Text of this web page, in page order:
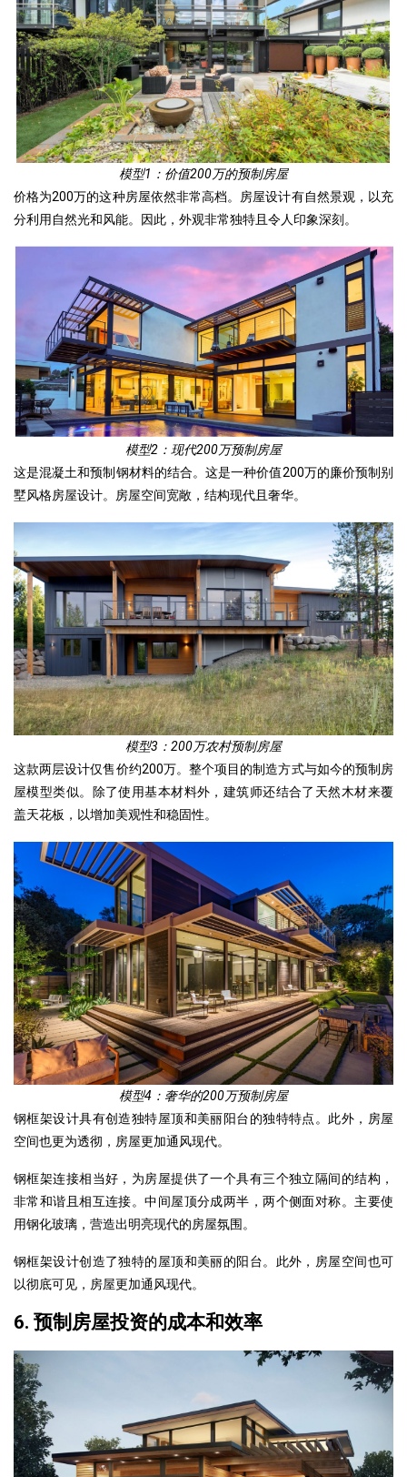
模型1：价值200万的预制房屋
价格为200万的这种房屋依然非常高档。房屋设计有自然景观，以充
分利用自然光和风能。因此，外观非常独特且令人印象深刻。
模型2：现代200万预制房屋
这是混凝土和预制钢材料的结合。这是一种价值200万的廉价预制别
墅风格房屋设计。房屋空间宽敞，结构现代且奢华。
模型3：200万农村预制房屋
这款两层设计仅售价约200万。整个项目的制造方式与如今的预制房
屋模型类似。除了使用基本材料外，建筑师还结合了天然木材来覆
盖天花板，以增加美观性和稳固性。
模型4：奢华的200万预制房屋
钢框架设计具有创造独特屋顶和美丽阳台的独特特点。此外，房屋
空间也更为透彻，房屋更加通风现代。
钢框架连接相当好，为房屋提供了一个具有三个独立隔间的结构，
非常和谐且相互连接。中间屋顶分成两半，两个侧面对称。主要使
用钢化玻璃，营造出明亮现代的房屋氛围。
钢框架设计创造了独特的屋顶和美丽的阳台。此外，房屋空间也可
以彻底可见，房屋更加通风现代。
6. 预制房屋投资的成本和效率